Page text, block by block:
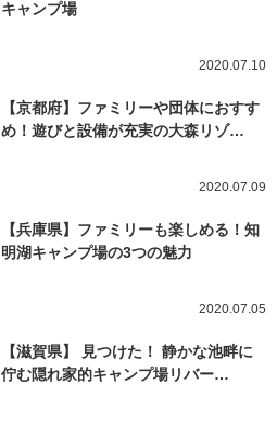
キャンプ場
2020.07.10
【京都府】ファミリーや団体におすす
め！遊びと設備が充実の大森リゾ…
2020.07.09
【兵庫県】ファミリーも楽しめる！知
明湖キャンプ場の3つの魅力
2020.07.05
【滋賀県】 見つけた！ 静かな池畔に
佇む隠れ家的キャンプ場リバー…